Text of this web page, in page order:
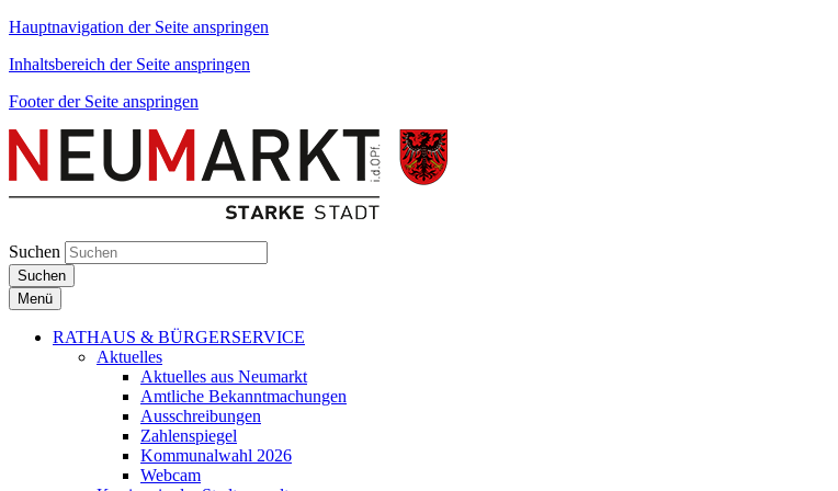
Hauptnavigation der Seite anspringen
Inhaltsbereich der Seite anspringen
Footer der Seite anspringen
Suchen
Suchen
Menü
RATHAUS & BÜRGERSERVICE
Aktuelles
Aktuelles aus Neumarkt
Amtliche Bekanntmachungen
Ausschreibungen
Zahlenspiegel
Kommunalwahl 2026
Webcam